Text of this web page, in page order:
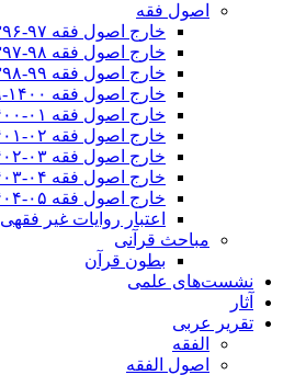
اصول فقه
خارج اصول فقه ۹۷-۱۳۹۶
خارج اصول فقه ۹۸-۱۳۹۷
خارج اصول فقه ۹۹-۱۳۹۸
خارج اصول فقه ۱۴۰۰-۱۳۹۹
خارج اصول فقه ۰۱-۱۴۰۰
خارج اصول فقه ۰۲-۱۴۰۱
خارج اصول فقه ۰۳-۱۴۰۲
خارج اصول فقه ۰۴-۱۴۰۳
خارج اصول فقه ۰۵-۱۴۰۴
اعتبار روایات غیر فقهی
مباحث قرآنی
بطون قرآن
نشست‌های علمی
آثار
تقریر عربی
الفقه
اصول الفقه